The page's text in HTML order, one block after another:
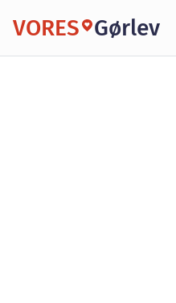
VORES Gørlev